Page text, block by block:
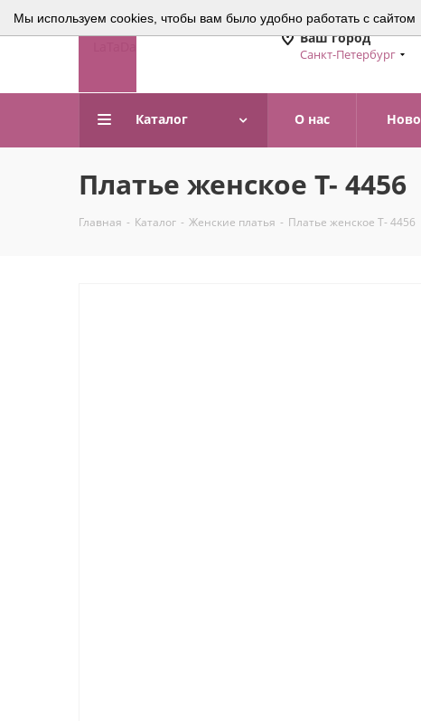
Мы используем cookies, чтобы вам было удобно работать с сайтом
Ваш город
Санкт-Петербург
Каталог О нас
Платье женское Т- 4456
Главная - Каталог - Женские платья - Платье женское Т- 4456